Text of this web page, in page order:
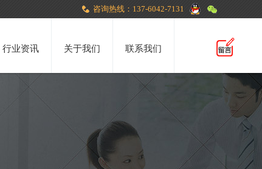
咨询热线：137-6042-7131
行业资讯 关于我们 联系我们